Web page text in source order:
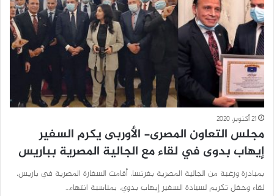
21 أكتوبر، 2020
مجلس التعاون المصرى- الأوربى يكرم السفير
إيهاب بدوى في لقاء مع الجالية المصرية بباريس
بمبادرة ورغبة من الجالية المصرية بفرنسا، أقامت السفارة المصرية في باريس،
لقاء وحفل تكريم لسيادة السفير إيهاب بدوي، بمناسبة انتهاء…